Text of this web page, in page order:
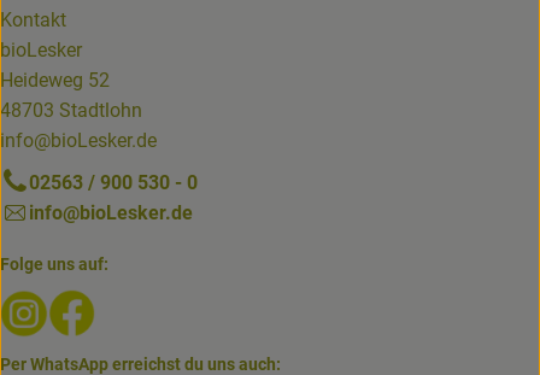
Kontakt
bioLesker
Heideweg 52
48703 Stadtlohn
info@bioLesker.de
02563 / 900 530 - 0
info@bioLesker.de
Folge uns auf:
Externer Link zu https://www.instagram.com/biolesker/
Per WhatsApp erreichst du uns auch: